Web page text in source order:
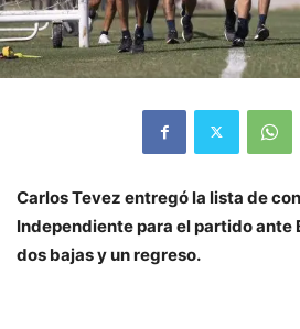
Carlos Tevez entregó la lista de
Independiente para el partido ante
dos bajas y un regreso.